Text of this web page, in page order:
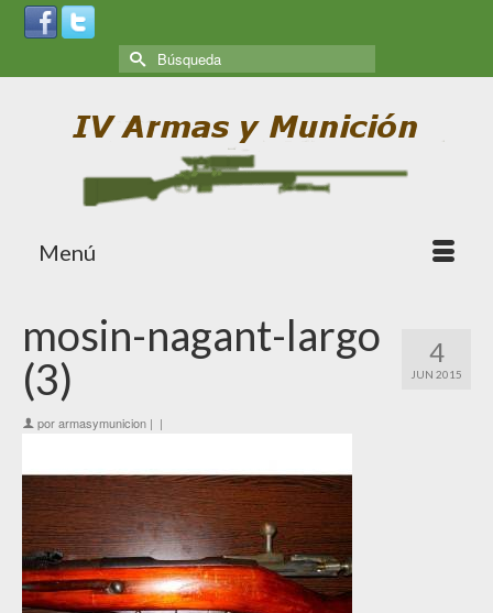
Menú
4
JUN 2015
mosin-nagant-largo
(3)
porarmasymunicion | |